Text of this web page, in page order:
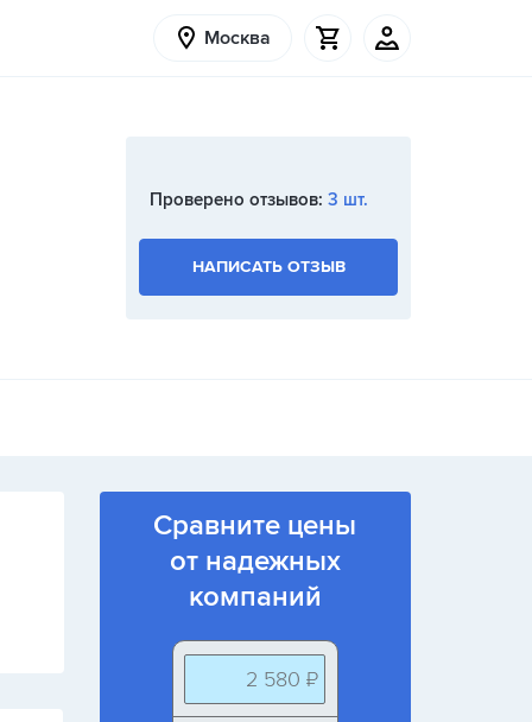
Москва
Проверено отзывов: 3 шт.
НАПИСАТЬ ОТЗЫВ
Сравните цены
от надежных
компаний
2 580 ₽